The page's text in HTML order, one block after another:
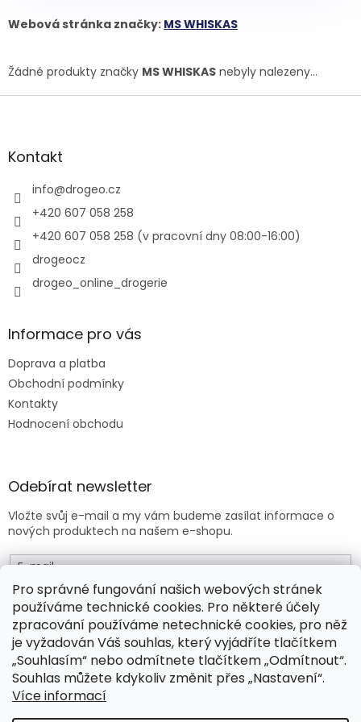
Pro správné fungování našich webových stránek
používáme technické cookies. Pro některé účely
zpracování používáme netechnické cookies, pro něž
je vyžadován Váš souhlas, který vyjádříte tlačítkem
„Souhlasím“ nebo odmítnete tlačítkem „Odmítnout“.
Souhlas můžete kdykoliv změnit přes „Nastavení“.
Více informací
Webová stránka značky: MS WHISKAS
Žádné produkty značky MS WHISKAS nebyly nalezeny...
Z
aKontakt
info@drogeo.cz
+420 607 058 258
+420 607 058 258 (v pracovní dny 08:00-16:00)
drogeocz
drogeo_online_drogerie
Informace pro vás
Doprava a platba
Obchodní podmínky
Kontakty
Hodnocení obchodu
Odebírat newsletter
Vložte svůj e-mail a my vám budeme zasílat informace o
nových produktech na našem e-shopu.
E-mail
Vložením e-mailu souhlasíte sobchodními podmínkami .
PŘIHLÁSIT SE